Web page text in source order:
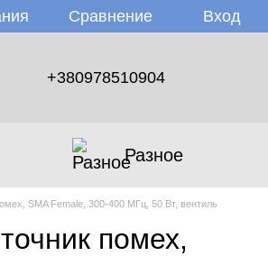
Сравнение Вход
+380978510904
Разное
SMA Female, 300-400 МГц, 50 Вт, вентиль
помех,